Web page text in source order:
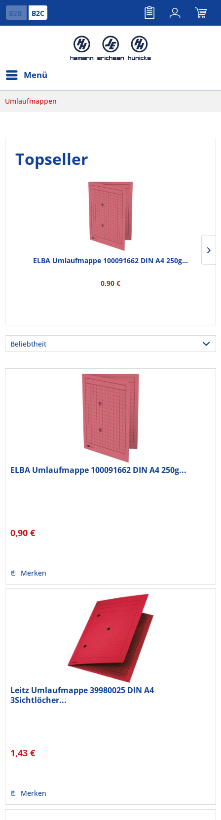
B2B B2C
Menü
Umlaufmappen
Topseller
ELBA Umlaufmappe 100091662 DIN A4 250g...
0,90 €
ELBA Umlaufmappe 100091662 DIN A4 250g...
0,90 €
Merken
Leitz Umlaufmappe 39980025 DIN A4
3Sichtlöcher...
1,43 €
Merken